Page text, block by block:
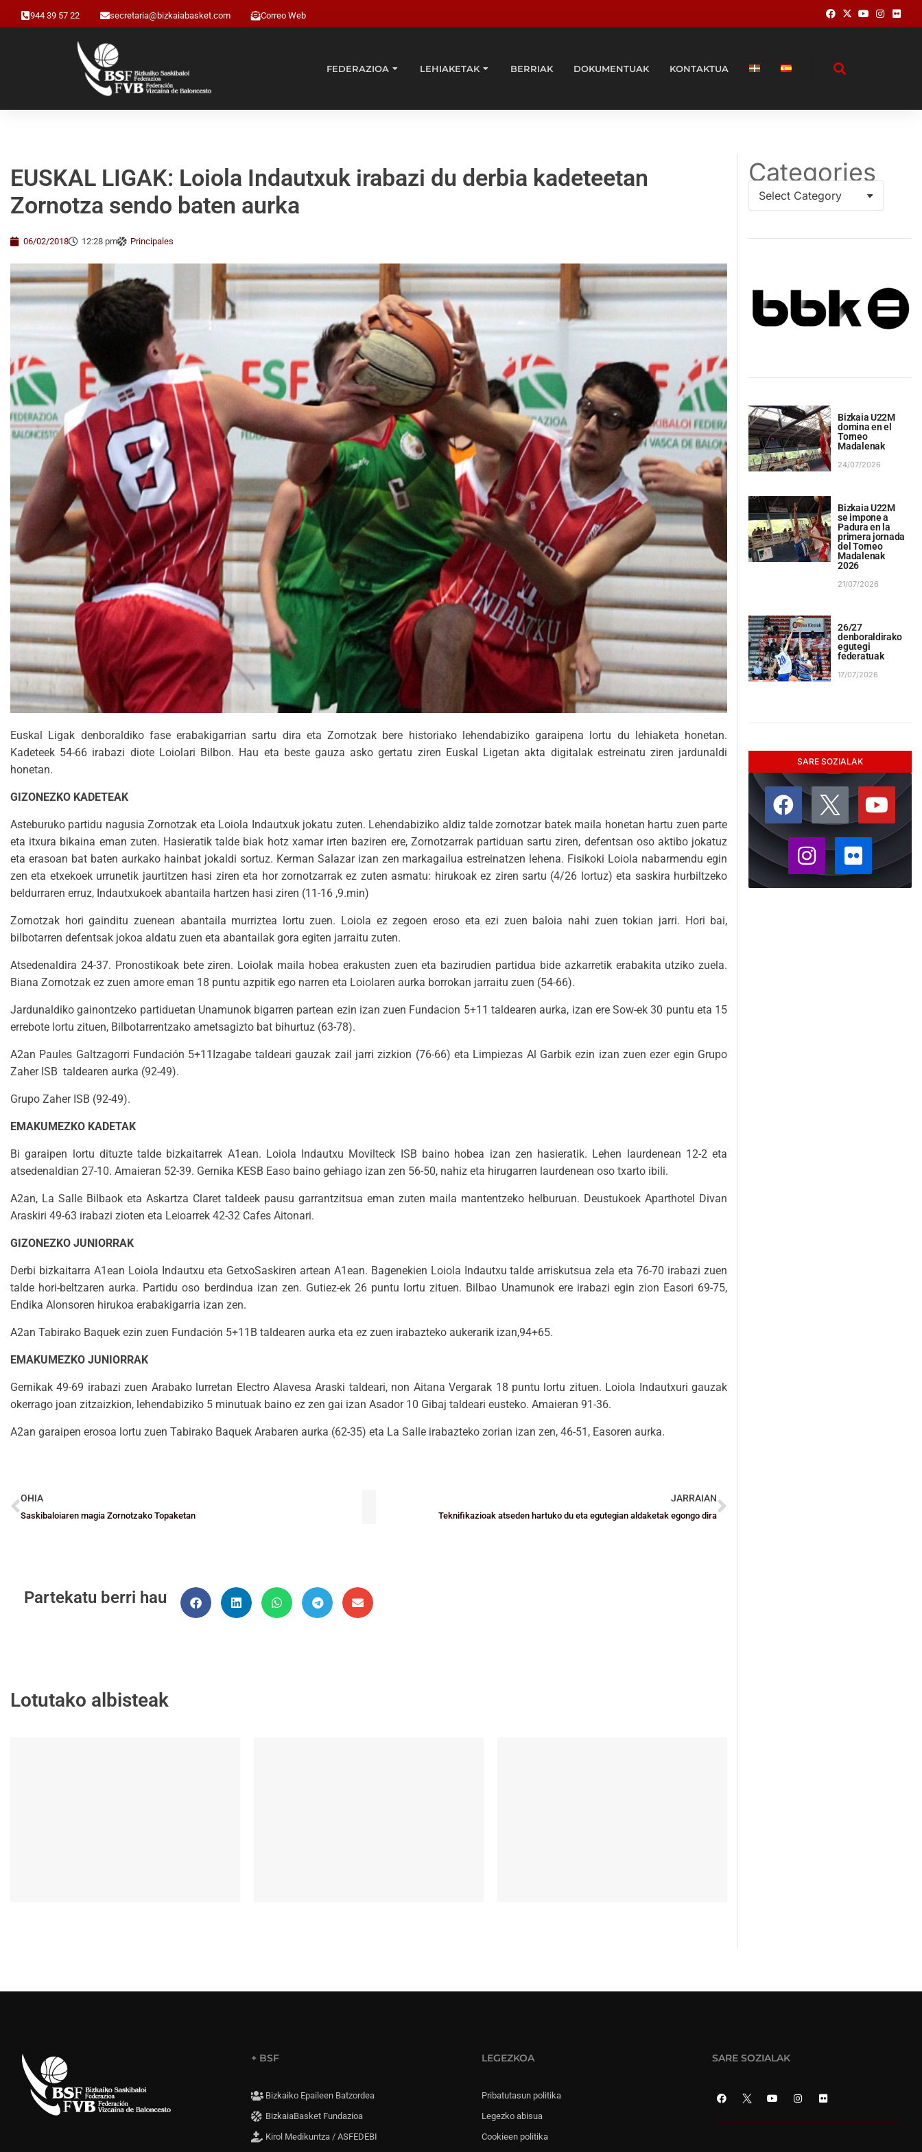
944 39 57 22 secretaria@bizkaiabasket.com Correo Web
FEDERAZIOA LEHIAKETAK BERRIAK DOKUMENTUAK KONTAKTUA
EUSKAL LIGAK: Loiola Indautxuk irabazi du derbia kadeteetan
Zornotza sendo baten aurka
06/02/2018 12:28 pm Principales
Euskal Ligak denboraldiko fase erabakigarrian sartu dira eta Zornotzak bere historiako lehendabiziko garaipena lortu du lehiaketa honetan.
Kadeteek 54-66 irabazi diote Loiolari Bilbon. Hau eta beste gauza asko gertatu ziren Euskal Ligetan akta digitalak estreinatu ziren jardunaldi
honetan.
GIZONEZKO KADETEAK
Asteburuko partidu nagusia Zornotzak eta Loiola Indautxuk jokatu zuten. Lehendabiziko aldiz talde zornotzar batek maila honetan hartu zuen parte
eta itxura bikaina eman zuten. Hasieratik talde biak hotz xamar irten baziren ere, Zornotzarrak partiduan sartu ziren, defentsan oso aktibo jokatuz
eta erasoan bat baten aurkako hainbat jokaldi sortuz. Kerman Salazar izan zen markagailua estreinatzen lehena. Fisikoki Loiola nabarmendu egin
zen eta etxekoek urrunetik jaurtitzen hasi ziren eta hor zornotzarrak ez zuten asmatu: hirukoak ez ziren sartu (4/26 lortuz) eta saskira hurbiltzeko
beldurraren erruz, Indautxukoek abantaila hartzen hasi ziren (11-16 ,9.min)
Zornotzak hori gainditu zuenean abantaila murriztea lortu zuen. Loiola ez zegoen eroso eta ezi zuen baloia nahi zuen tokian jarri. Hori bai,
bilbotarren defentsak jokoa aldatu zuen eta abantailak gora egiten jarraitu zuten.
Atsedenaldira 24-37. Pronostikoak bete ziren. Loiolak maila hobea erakusten zuen eta bazirudien partidua bide azkarretik erabakita utziko zuela.
Biana Zornotzak ez zuen amore eman 18 puntu azpitik ego narren eta Loiolaren aurka borrokan jarraitu zuen (54-66).
Jardunaldiko gainontzeko partiduetan Unamunok bigarren partean ezin izan zuen Fundacion 5+11 taldearen aurka, izan ere Sow-ek 30 puntu eta 15
errebote lortu zituen, Bilbotarrentzako ametsagizto bat bihurtuz (63-78).
A2an Paules Galtzagorri Fundación 5+11Izagabe taldeari gauzak zail jarri zizkion (76-66) eta Limpiezas Al Garbik ezin izan zuen ezer egin Grupo
Zaher ISB taldearen aurka (92-49).
Grupo Zaher ISB (92-49).
EMAKUMEZKO KADETAK
Bi garaipen lortu dituzte talde bizkaitarrek A1ean. Loiola Indautxu Movilteck ISB baino hobea izan zen hasieratik. Lehen laurdenean 12-2 eta
atsedenaldian 27-10. Amaieran 52-39. Gernika KESB Easo baino gehiago izan zen 56-50, nahiz eta hirugarren laurdenean oso txarto ibili.
A2an, La Salle Bilbaok eta Askartza Claret taldeek pausu garrantzitsua eman zuten maila mantentzeko helburuan. Deustukoek Aparthotel Divan
Araskiri 49-63 irabazi zioten eta Leioarrek 42-32 Cafes Aitonari.
GIZONEZKO JUNIORRAK
Derbi bizkaitarra A1ean Loiola Indautxu eta GetxoSaskiren artean A1ean. Bagenekien Loiola Indautxu talde arriskutsua zela eta 76-70 irabazi zuen
talde hori-beltzaren aurka. Partidu oso berdindua izan zen. Gutiez-ek 26 puntu lortu zituen. Bilbao Unamunok ere irabazi egin zion Easori 69-75,
Endika Alonsoren hirukoa erabakigarria izan zen.
A2an Tabirako Baquek ezin zuen Fundación 5+11B taldearen aurka eta ez zuen irabazteko aukerarik izan,94+65.
EMAKUMEZKO JUNIORRAK
Gernikak 49-69 irabazi zuen Arabako lurretan Electro Alavesa Araski taldeari, non Aitana Vergarak 18 puntu lortu zituen. Loiola Indautxuri gauzak
okerrago joan zitzaizkion, lehendabiziko 5 minutuak baino ez zen gai izan Asador 10 Gibaj taldeari eusteko. Amaieran 91-36.
A2an garaipen erosoa lortu zuen Tabirako Baquek Arabaren aurka (62-35) eta La Salle irabazteko zorian izan zen, 46-51, Easoren aurka.
OHIA
Saskibaloiaren magia Zornotzako Topaketan
JARRAIAN
Teknifikazioak atseden hartuko du eta egutegian aldaketak egongo dira
Partekatu berri hau
Lotutako albisteak
Categories
Bizkaia U22M
domina en el
Torneo
Madalenak
24/07/2026
Bizkaia U22M
se impone a
Padura en la
primera jornada
del Torneo
Madalenak
2026
21/07/2026
26/27
denboraldirako
egutegi
federatuak
17/07/2026
SARE SOZIALAK
+ BSF
Bizkaiko Epaileen Batzordea
BizkaiaBasket Fundazioa
Kirol Medikuntza / ASFEDEBI
LEGEZKOA
Pribatutasun politika
Legezko abisua
Cookieen politika
SARE SOZIALAK